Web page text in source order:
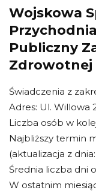
Wojskowa
Publiczny
Zdrowotnej
Świadczenia z
Adres: Ul. Willowa
Liczba osób w
Najbliższy termin
(aktualizacja z
Średnia liczba dni
W ostatnim